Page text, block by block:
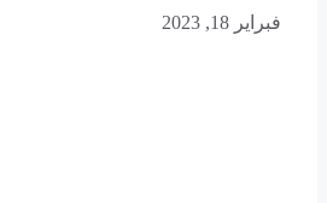
فبراير 18, 2023